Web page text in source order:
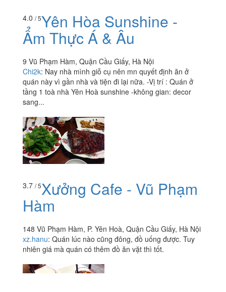
4.0 / 5Yên Hòa Sunshine -
Ẩm Thực Á & Âu
9 Vũ Phạm Hàm, Quận Cầu Giấy, Hà Nội
Chi2k: Nay nhà mình giỗ cụ nên mn quyết định ăn ở
quán này vì gần nhà và tiện đi lại nữa. -Vị trí : Quán ở
tầng 1 toà nhà Yên Hoà sunshine -không gian: decor
sang...
3.7 / 5Xưởng Cafe - Vũ Phạm
Hàm
148 Vũ Phạm Hàm, P. Yên Hoà, Quận Cầu Giấy, Hà Nội
xz.hanu: Quán lúc nào cũng đông, đồ uống được. Tuy
nhiên giá mà quán có thêm đồ ăn vặt thì tốt.